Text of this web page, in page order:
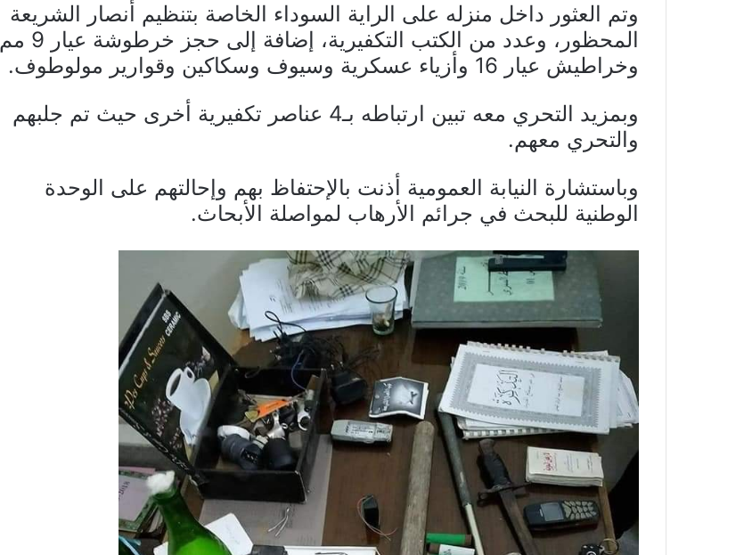
وتم العثور داخل منزله على الراية السوداء الخاصة بتنظيم أنصار الشريعة
المحظور، وعدد من الكتب التكفيرية، إضافة إلى حجز خرطوشة عيار 9 مم
وخراطيش عيار 16 وأزياء عسكرية وسيوف وسكاكين وقوارير مولوطوف.
وبمزيد التحري معه تبين ارتباطه بـ4 عناصر تكفيرية أخرى حيث تم جلبهم
والتحري معهم.
وباستشارة النيابة العمومية أذنت بالإحتفاظ بهم وإحالتهم على الوحدة
الوطنية للبحث في جرائم الأرهاب لمواصلة الأبحاث.